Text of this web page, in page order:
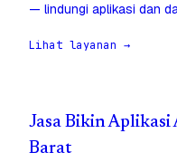
— lindungi aplikasi dan
Lihat layanan →
Jasa Bikin Aplikasi
Barat